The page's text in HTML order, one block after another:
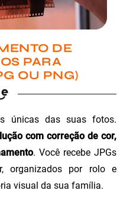
DE
PARA
OU PNG)
únicas das suas fotos.
com correção de cor,
. Você recebe JPGs
organizados por rolo e
visual da sua família.